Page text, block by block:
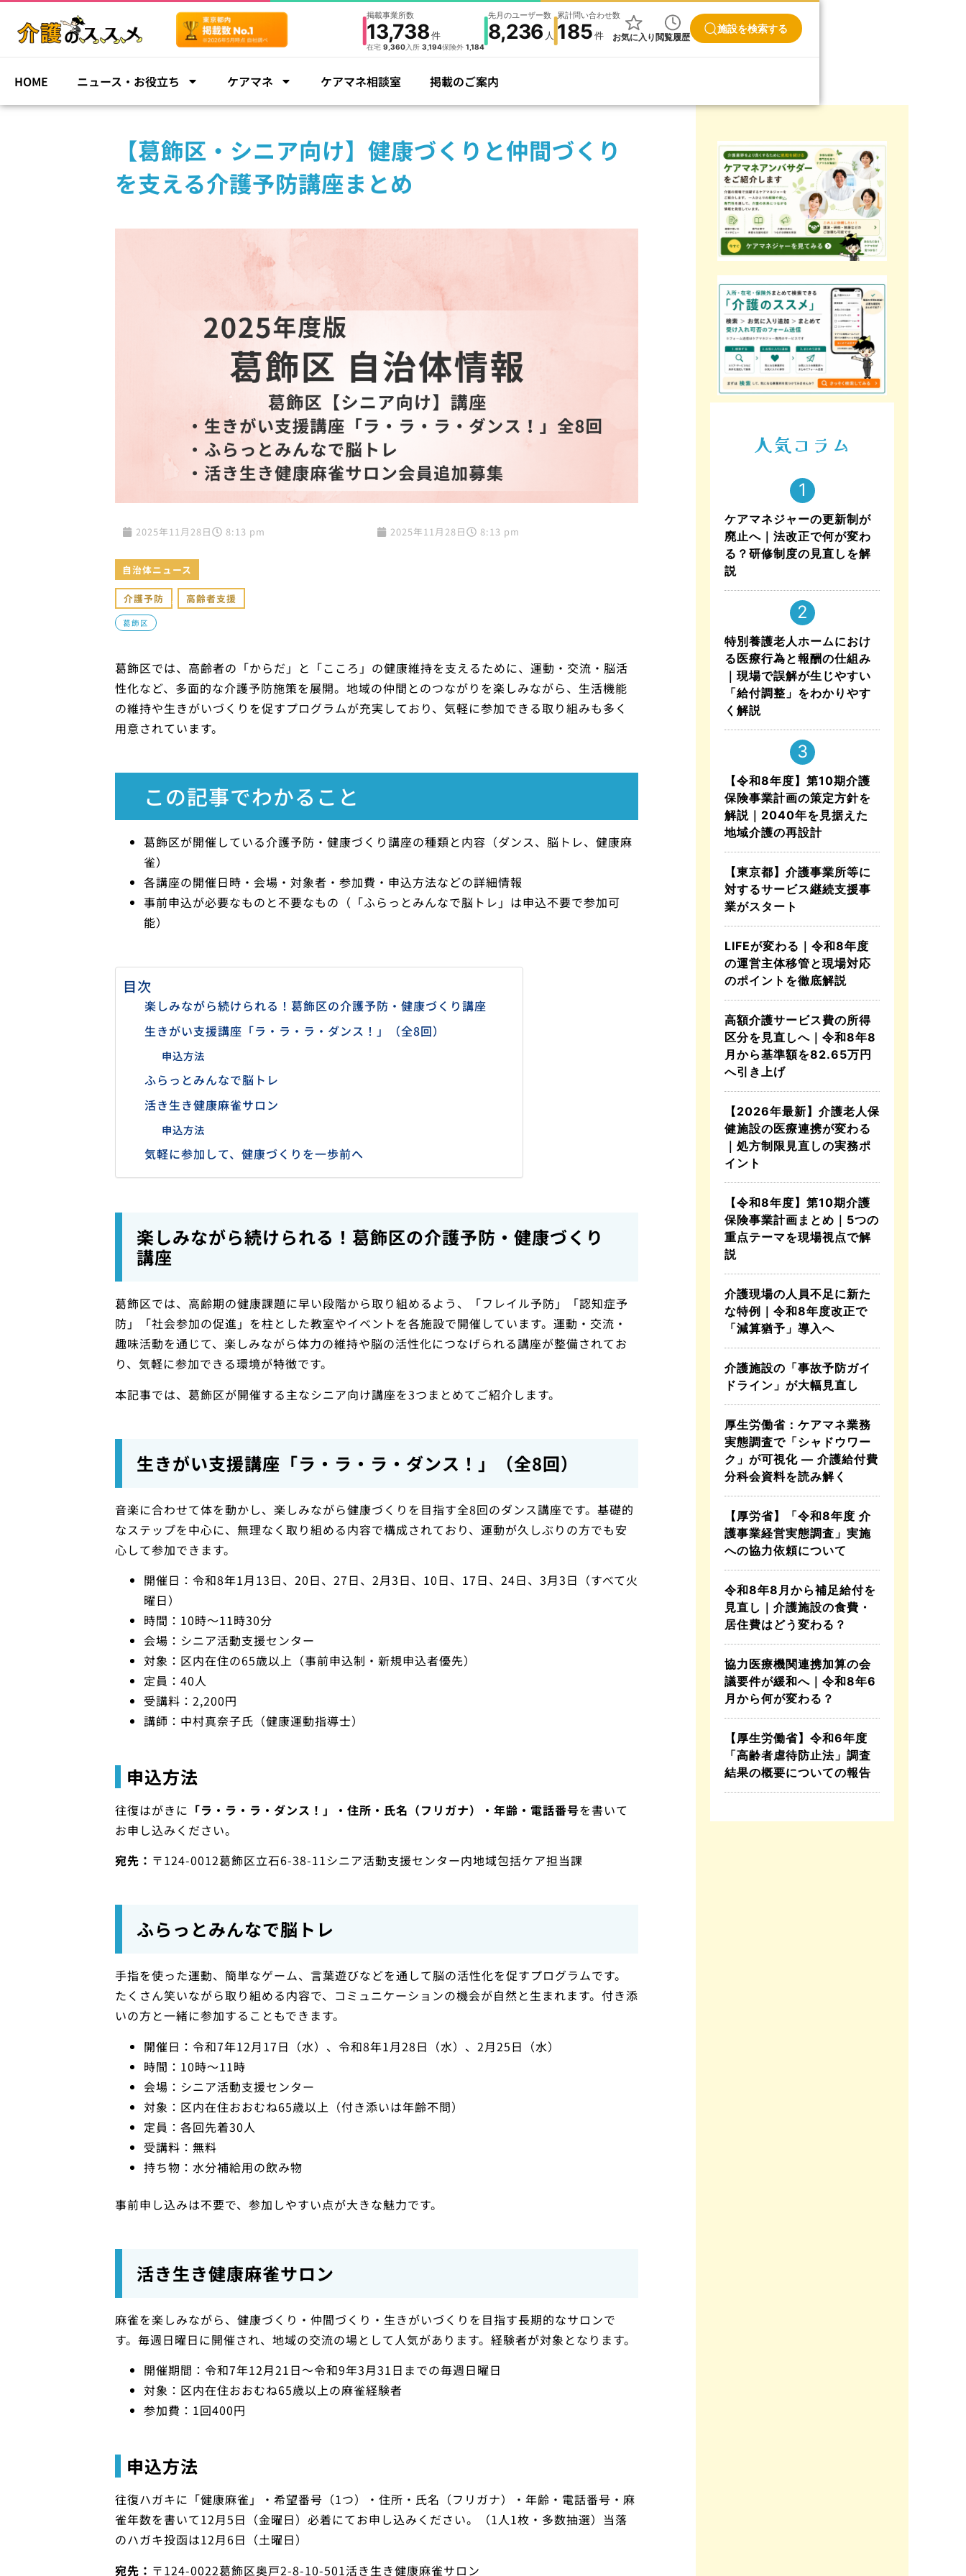
掲載事業所数
13,738件
在宅 9,360入所 3,194保険外 1,184
先月のユーザー数
8,236 人
累計問い合わせ数
185件 お気に入り閲覧履歴
施設を検索する
HOME ニュース・お役立ち ケアマネ ケアマネ相談室 掲載のご案内
【葛飾区・シニア向け】健康づくりと仲間づくり
を支える介護予防講座まとめ
2025年11月28日 8:13 pm 2025年11月28日 8:13 pm
自治体ニュース
介護予防 , 高齢者支援
葛飾区
葛飾区では、高齢者の「からだ」と「こころ」の健康維持を支えるために、運動・交流・脳活
性化など、多面的な介護予防施策を展開。地域の仲間とのつながりを楽しみながら、生活機能
の維持や生きがいづくりを促すプログラムが充実しており、気軽に参加できる取り組みも多く
用意されています。
この記事でわかること
葛飾区が開催している介護予防・健康づくり講座の種類と内容（ダンス、脳トレ、健康麻
雀）
各講座の開催日時・会場・対象者・参加費・申込方法などの詳細情報
事前申込が必要なものと不要なもの（「ふらっとみんなで脳トレ」は申込不要で参加可
能）
目次
楽しみながら続けられる！葛飾区の介護予防・健康づくり講座
生きがい支援講座「ラ・ラ・ラ・ダンス！」（全8回）
申込方法
ふらっとみんなで脳トレ
活き生き健康麻雀サロン
申込方法
気軽に参加して、健康づくりを一歩前へ
楽しみながら続けられる！葛飾区の介護予防・健康づくり
講座
葛飾区では、高齢期の健康課題に早い段階から取り組めるよう、「フレイル予防」「認知症予
防」「社会参加の促進」を柱とした教室やイベントを各施設で開催しています。運動・交流・
趣味活動を通じて、楽しみながら体力の維持や脳の活性化につなげられる講座が整備されてお
り、気軽に参加できる環境が特徴です。
本記事では、葛飾区が開催する主なシニア向け講座を3つまとめてご紹介します。
生きがい支援講座「ラ・ラ・ラ・ダンス！」（全8回）
音楽に合わせて体を動かし、楽しみながら健康づくりを目指す全8回のダンス講座です。基礎的
なステップを中心に、無理なく取り組める内容で構成されており、運動が久しぶりの方でも安
心して参加できます。
開催日：令和8年1月13日、20日、27日、2月3日、10日、17日、24日、3月3日（すべて火
曜日）
時間：10時〜11時30分
会場：シニア活動支援センター
対象：区内在住の65歳以上（事前申込制・新規申込者優先）
定員：40人
受講料：2,200円
講師：中村真奈子氏（健康運動指導士）
申込方法
往復はがきに 「ラ・ラ・ラ・ダンス！」・住所・氏名（フリガナ）・年齢・電話番号を書いて
お申し込みください。
宛先： 〒124-0012葛飾区立石6-38-11シニア活動支援センター内地域包括ケア担当課
ふらっとみんなで脳トレ
手指を使った運動、簡単なゲーム、言葉遊びなどを通して脳の活性化を促すプログラムです。
たくさん笑いながら取り組める内容で、コミュニケーションの機会が自然と生まれます。付き添
いの方と一緒に参加することもできます。
開催日：令和7年12月17日（水）、令和8年1月28日（水）、2月25日（水）
時間：10時〜11時
会場：シニア活動支援センター
対象：区内在住おおむね65歳以上（付き添いは年齢不問）
定員：各回先着30人
受講料：無料
持ち物：水分補給用の飲み物
事前申し込みは不要で、参加しやすい点が大きな魅力です。
活き生き健康麻雀サロン
麻雀を楽しみながら、健康づくり・仲間づくり・生きがいづくりを目指す長期的なサロンで
す。毎週日曜日に開催され、地域の交流の場として人気があります。経験者が対象となります。
開催期間：令和7年12月21日〜令和9年3月31日までの毎週日曜日
対象：区内在住おおむね65歳以上の麻雀経験者
参加費：1回400円
申込方法
往復ハガキに「健康麻雀」・希望番号（1つ）・住所・氏名（フリガナ）・年齢・電話番号・麻
雀年数を書いて12月5日（金曜日）必着にてお申し込みください。（1人1枚・多数抽選）当落
のハガキ投函は12月6日（土曜日）
宛先： 〒124-0022葛飾区奥戸2-8-10-501活き生き健康麻雀サロン
人気コラム
ケアマネジャーの更新制が
廃止へ｜法改正で何が変わ
る？研修制度の見直しを解
説
特別養護老人ホームにおけ
る医療行為と報酬の仕組み
｜現場で誤解が生じやすい
「給付調整」をわかりやす
く解説
【令和8年度】第10期介護
保険事業計画の策定方針を
解説｜2040年を見据えた
地域介護の再設計
【東京都】介護事業所等に
対するサービス継続支援事
業がスタート
LIFEが変わる｜令和8年度
の運営主体移管と現場対応
のポイントを徹底解説
高額介護サービス費の所得
区分を見直しへ｜令和8年8
月から基準額を82.65万円
へ引き上げ
【2026年最新】介護老人保
健施設の医療連携が変わる
｜処方制限見直しの実務ポ
イント
【令和8年度】第10期介護
保険事業計画まとめ｜5つの
重点テーマを現場視点で解
説
介護現場の人員不足に新た
な特例｜令和8年度改正で
「減算猶予」導入へ
介護施設の「事故予防ガイ
ドライン」が大幅見直し
厚生労働省：ケアマネ業務
実態調査で「シャドウワー
ク」が可視化 ― 介護給付費
分科会資料を読み解く
【厚労省】「令和8年度 介
護事業経営実態調査」実施
への協力依頼について
令和8年8月から補足給付を
見直し｜介護施設の食費・
居住費はどう変わる？
協力医療機関連携加算の会
議要件が緩和へ｜令和8年6
月から何が変わる？
【厚生労働省】令和6年度
「高齢者虐待防止法」調査
結果の概要についての報告